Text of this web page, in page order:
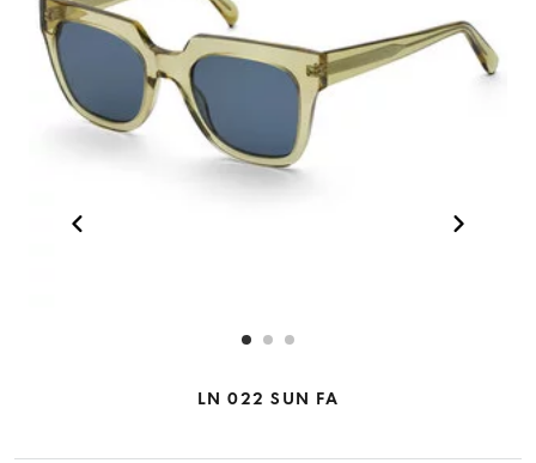
LN 022 SUN FA